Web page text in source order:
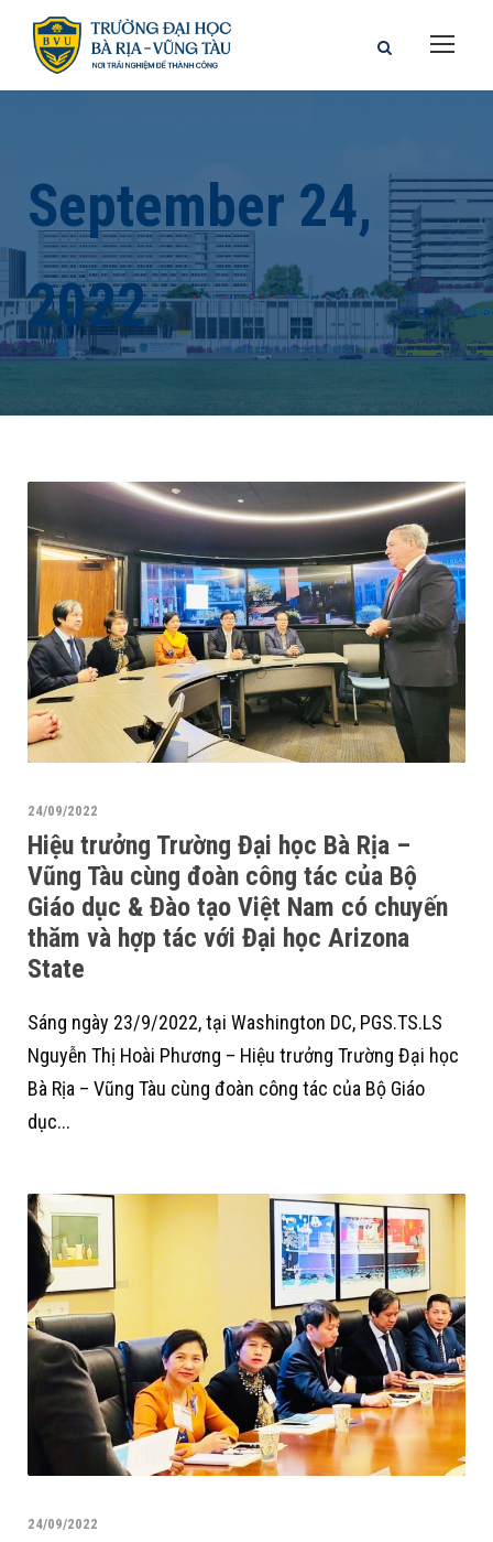
September 24,
2022
24/09/2022
Hiệu trưởng Trường Đại học Bà Rịa –
Vũng Tàu cùng đoàn công tác của Bộ
Giáo dục & Đào tạo Việt Nam có chuyến
thăm và hợp tác với Đại học Arizona
State
Sáng ngày 23/9/2022, tại Washington DC, PGS.TS.LS
Nguyễn Thị Hoài Phương – Hiệu trưởng Trường Đại học
Bà Rịa – Vũng Tàu cùng đoàn công tác của Bộ Giáo
dục...
24/09/2022